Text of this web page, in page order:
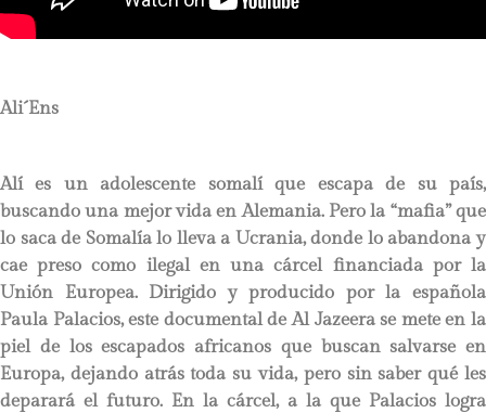
Ali´Ens
Alí es un adolescente somalí que escapa de su país,
buscando una mejor vida en Alemania. Pero la “mafia” que
lo saca de Somalía lo lleva a Ucrania, donde lo abandona y
cae preso como ilegal en una cárcel financiada por la
Unión Europea. Dirigido y producido por la española
Paula Palacios, este documental de Al Jazeera se mete en la
piel de los escapados africanos que buscan salvarse en
Europa, dejando atrás toda su vida, pero sin saber qué les
deparará el futuro. En la cárcel, a la que Palacios logra